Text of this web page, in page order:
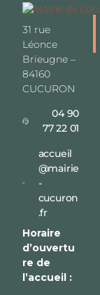
31 rue
Léonce
Brieugne –
84160
CUCURON
04 90
77 22 01
accueil
@mairie
-
cucuron
.fr
Horaire
d’ouvertu
re de
l’accueil :